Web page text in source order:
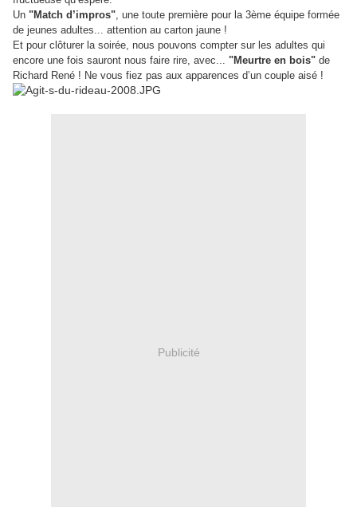
Un "Match d’impros" , une toute première pour la 3ème équipe formée
de jeunes adultes... attention au carton jaune !
Et pour clôturer la soirée, nous pouvons compter sur les adultes qui
encore une fois sauront nous faire rire, avec... "Meurtre en bois" de
Richard René ! Ne vous fiez pas aux apparences d’un couple aisé !
Publicité